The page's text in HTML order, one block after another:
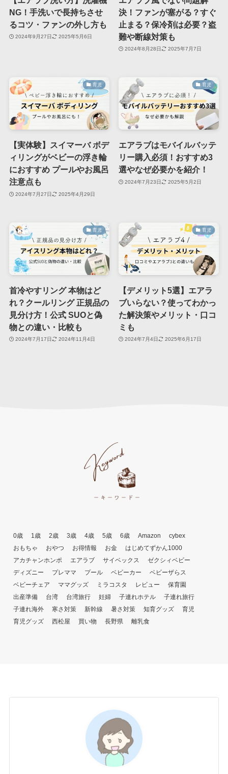
NG！手洗いで長持ちさせ
るコツ・ファンの外し方も
2024年9月27日 2025年5月6日
決！ファンが塞がる？すぐ
止まる？保冷剤は必要？盗
難や断線対策も
2024年8月28日 2025年7月7日
育児
【実体験】スイマーバ ボデ
ィリングがベビーの浮き輪
におすすめ プールやお風呂
注意点も
2024年7月27日 2025年4月29日
育児
エアラブはモバイルバッテ
リー購入必須！おすすめ3
選やなぜ必要かを紹介！
2024年7月23日 2025年5月2日
育児
首冷やすリング 本物はど
れ？クールリング 正規品の
見分け方！公式 SUOと偽
物との違い・比較も
2024年7月17日 2024年11月4日
育児
【デメリット5選】エアラ
ブいらない？使ってわかっ
た解決策やメリット・口コ
ミも
2024年7月4日 2025年6月17日
0歳 1歳 2歳 3歳 4歳 5歳 6歳 Amazon
cybex
おもちゃ
おやつ お得情報 お金
はじめてずかん1000
アカチャンホンポ
エアラブ サイベックス
ゼクシィベビー
ディズニー
プレママ プール ベビーカー
ベビーザらス
ベビーチェア
ママグッズ ミラコスタ レビュー
保育園
出産準備
台湾 台湾旅行 妊婦 子連れホテル
子連れ旅行
子連れ海外
寒さ対策 新幹線 暑さ対策 知育グッズ
育児
育児グッズ
西松屋 買い物 長野県 離乳食